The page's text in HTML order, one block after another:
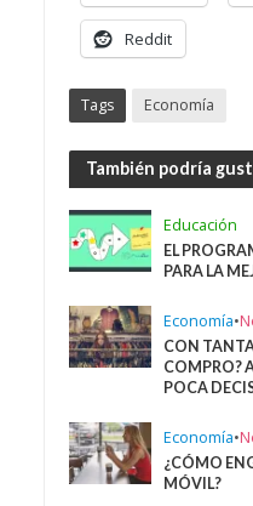
Reddit
Tags Economía
También podría
Educación
EL
PARA LA
Economía•
CON
COMPRO?
POCA
Economía•
¿CÓMO
MÓVIL?